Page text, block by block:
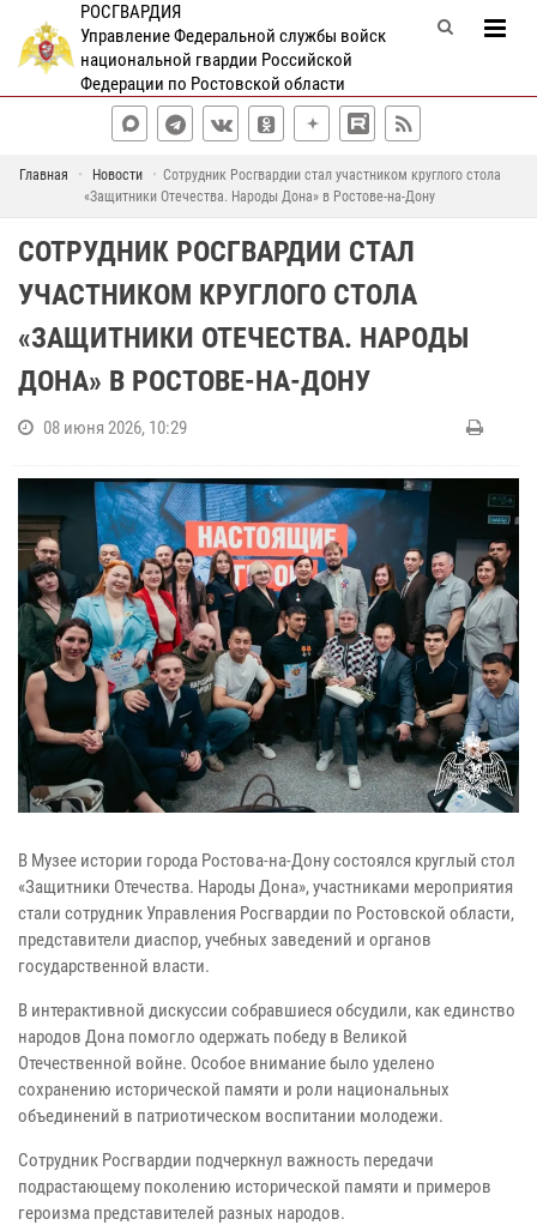
РОСГВАРДИЯ
Управление Федеральной службы войск
национальной гвардии Российской
Федерации по Ростовской области
Главная Новости
Сотрудник Росгвардии стал участником круглого стола
«Защитники Отечества. Народы Дона» в Ростове-на-Дону
СОТРУДНИК РОСГВАРДИИ СТАЛ
УЧАСТНИКОМ КРУГЛОГО СТОЛА
«ЗАЩИТНИКИ ОТЕЧЕСТВА. НАРОДЫ
ДОНА» В РОСТОВЕ-НА-ДОНУ
08 июня 2026, 10:29
В Музее истории города Ростова-на-Дону состоялся круглый стол
«Защитники Отечества. Народы Дона», участниками мероприятия
стали сотрудник Управления Росгвардии по Ростовской области,
представители диаспор, учебных заведений и органов
государственной власти.
В интерактивной дискуссии собравшиеся обсудили, как единство
народов Дона помогло одержать победу в Великой
Отечественной войне. Особое внимание было уделено
сохранению исторической памяти и роли национальных
объединений в патриотическом воспитании молодежи.
Сотрудник Росгвардии подчеркнул важность передачи
подрастающему поколению исторической памяти и примеров
героизма представителей разных народов.